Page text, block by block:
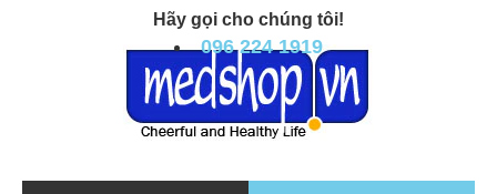
Hãy gọi cho chúng tôi!
096 224 1919